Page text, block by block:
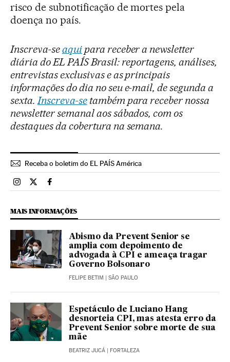
risco de subnotificação de mortes pela
doença no país.
Inscreva-seaquipara receber a newsletter
diária do EL PAÍS Brasil: reportagens, análises,
entrevistas exclusivas e as principais
informações do dia no seu e-mail, de segunda a
sexta.Inscreva-setambém para receber nossa
newsletter semanal aos sábados, com os
destaques da cobertura na semana.
Receba o boletim do EL PAÍS América
Brasil El País Brasil en Instagram
Brasil El País Brasil en Twitter
Brasil El País Brasil en Facebook
MAIS INFORMAÇÕES
Abismo da Prevent Senior se
amplia com depoimento de
advogada à CPI e ameaça tragar
Governo Bolsonaro
FELIPE BETIM | SÃO PAULO
Espetáculo de Luciano Hang
desnorteia CPI, mas atesta erro da
Prevent Senior sobre morte de sua
mãe
BEATRIZ JUCÁ | FORTALEZA